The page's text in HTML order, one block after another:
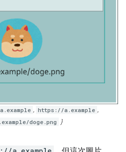
, https://a.example ,
doge.png }